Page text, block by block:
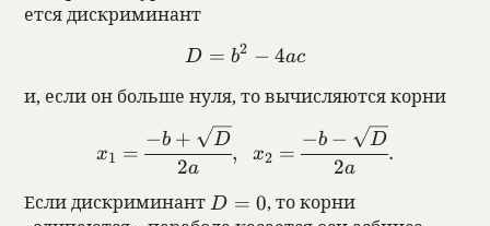
ется дис­кри­ми­нант
D=b^2-
D = b2 − 4ac
и, если он больше нуля, то вычис­ляются корни
x_1=\frac{-
b+\sqrt{D}}
{2a},\ \
x_2=\frac{-
b-\sqrt{D}}
x1 =
2a
−b + D
, x2 =
2a
−b − D
.
Если дис­кри­ми­нант D=0
D = 0, то корни